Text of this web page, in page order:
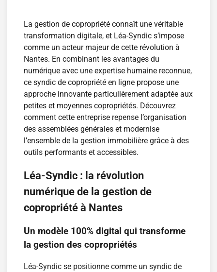
La gestion de copropriété connaît une véritable
transformation digitale, et Léa-Syndic s’impose
comme un acteur majeur de cette révolution à
Nantes. En combinant les avantages du
numérique avec une expertise humaine reconnue,
ce syndic de copropriété en ligne propose une
approche innovante particulièrement adaptée aux
petites et moyennes copropriétés. Découvrez
comment cette entreprise repense l’organisation
des assemblées générales et modernise
l’ensemble de la gestion immobilière grâce à des
outils performants et accessibles.
Léa-Syndic : la révolution
numérique de la gestion de
copropriété à Nantes
Un modèle 100% digital qui transforme
la gestion des copropriétés
Léa-Syndic se positionne comme un syndic de